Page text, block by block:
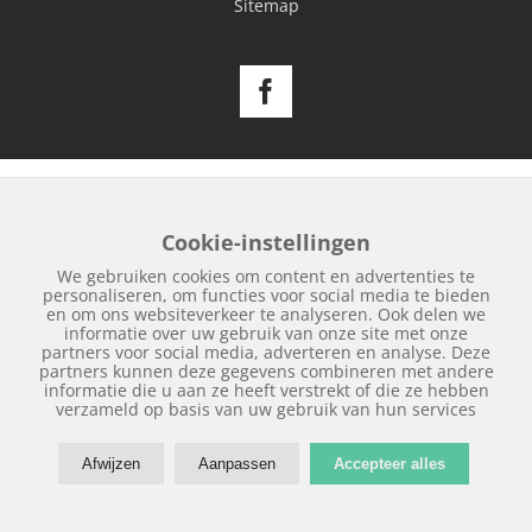
Sitemap
Facebook
Cookie-instellingen
We gebruiken cookies om content en advertenties te
personaliseren, om functies voor social media te bieden
en om ons websiteverkeer te analyseren. Ook delen we
informatie over uw gebruik van onze site met onze
partners voor social media, adverteren en analyse. Deze
partners kunnen deze gegevens combineren met andere
informatie die u aan ze heeft verstrekt of die ze hebben
verzameld op basis van uw gebruik van hun services
Afwijzen Aanpassen Accepteer alles